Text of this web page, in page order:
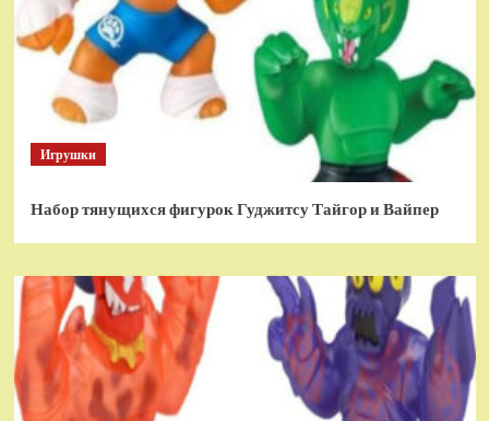
Игрушки
Набор тянущихся фигурок Гуджитсу Тайгор и Вайпер